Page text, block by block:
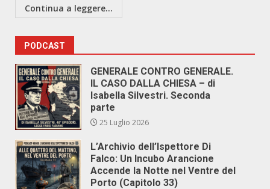
Continua a leggere...
PODCAST
GENERALE CONTRO GENERALE.
IL CASO DALLA CHIESA – di
Isabella Silvestri. Seconda
parte
25 Luglio 2026
L’Archivio dell’Ispettore Di
Falco: Un Incubo Arancione
Accende la Notte nel Ventre del
Porto (Capitolo 33)